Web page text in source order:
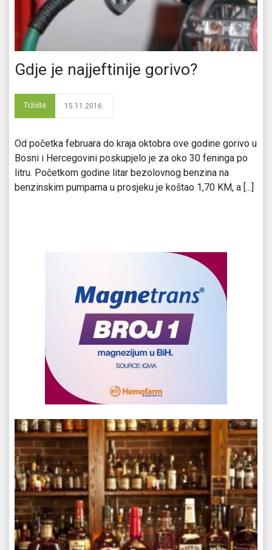
Gdje je najjeftinije gorivo?
Tržište 15.11.2016.
Od početka februara do kraja oktobra ove godine gorivo u
Bosni i Hercegovini poskupjelo je za oko 30 feninga po
litru. Početkom godine litar bezolovnog benzina na
benzinskim pumpama u prosjeku je koštao 1,70 KM, a [...]